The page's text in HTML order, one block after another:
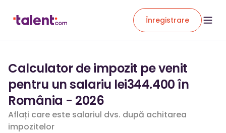
Înregistrare
Calculator de impozit pe venit
pentru un salariu lei344.400 în
România - 2026
Aflați care este salariul dvs. după achitarea
impozitelor